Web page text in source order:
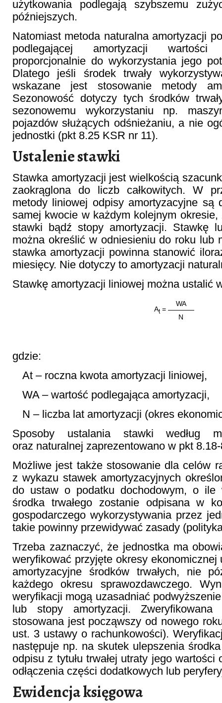
użytkowania podlegają szybszemu
późniejszych.
Natomiast metoda naturalna amortyzacji
podlegającej amortyzacji wartości
proporcjonalnie do wykorzystania jego
Dlatego jeśli środek trwały
wskazane jest stosowanie metody
Sezonowość dotyczy tych środków
sezonowemu wykorzystaniu np.
pojazdów służących odśnieżaniu, a nie
jednostki (pkt 8.25 KSR nr 11).
Ustalenie stawki
Stawka amortyzacji jest wielkością
zaokrąglona do liczb całkowitych. W
metody liniowej odpisy amortyzacyjne są
samej kwocie w każdym kolejnym
stawki bądź stopy amortyzacji. Stawkę
można określić w odniesieniu do roku lub
stawka amortyzacji powinna stanowić
miesięcy. Nie dotyczy to amortyzacji
Stawkę amortyzacji liniowej można ustalić
At=
WA
N
gdzie:
At – roczna kwota amortyzacji liniowej,
WA – wartość podlegająca amortyzacji,
N – liczba lat amortyzacji (okres
Sposoby ustalania stawki według
oraz naturalnej zaprezentowano w pkt
Możliwe jest także stosowanie dla celów
z wykazu stawek amortyzacyjnych
do ustaw o podatku dochodowym, o ile
środka trwałego zostanie odpisana w
gospodarczego wykorzystywania przez
takie powinny przewidywać zasady
Trzeba zaznaczyć, że jednostka ma
weryfikować przyjęte okresy
amortyzacyjne środków trwałych, nie
każdego okresu sprawozdawczego.
weryfikacji mogą uzasadniać
lub stopy amortyzacji. Zweryfikowana
stosowana jest począwszy od nowego
ust. 3 ustawy o rachunkowości).
następuje np. na skutek ulepszenia
odpisu z tytułu trwałej utraty jego wartości
odłączenia części dodatkowych lub
Ewidencja księgowa